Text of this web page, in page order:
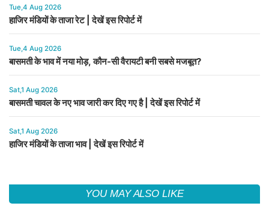
Tue,4 Aug 2026
हाजिर मंडियों के ताजा रेट | देखें इस रिपोर्ट में
Tue,4 Aug 2026
बासमती के भाव में नया मोड़, कौन-सी वैरायटी बनी सबसे मजबूत?
Sat,1 Aug 2026
बासमती चावल के नए भाव जारी कर दिए गए है | देखें इस रिपोर्ट में
Sat,1 Aug 2026
हाजिर मंडियों के ताजा भाव | देखें इस रिपोर्ट में
YOU MAY ALSO LIKE